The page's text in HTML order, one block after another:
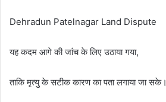
Dehradun Patelnagar Land Dispute
यह कदम आगे की जांच के लिए उठाया गया,
ताकि मृत्यु के सटीक कारण का पता लगाया जा सके।